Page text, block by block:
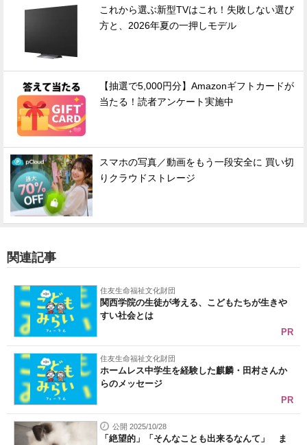
これから選ぶ新型TVはこれ！失敗しない選び
方と、2026年夏の一押しモデル
【抽選で5,000円分】Amazonギフトカードが
当たる！読者アンケート実施中
スマホの写真／動画をもう一段安全に 買い切
りクラウドストレージ
関連記事
住友生命福祉文化財団
関西学院の生徒が考える、こどもたちが生きや
すい社会とは
PR
住友生命福祉文化財団
ホームレス中学生を経験した麒麟・田村さんか
らのメッセージ
PR
公開 2025/10/28
「絶望的」「そんなことも出来るなんて」 ま